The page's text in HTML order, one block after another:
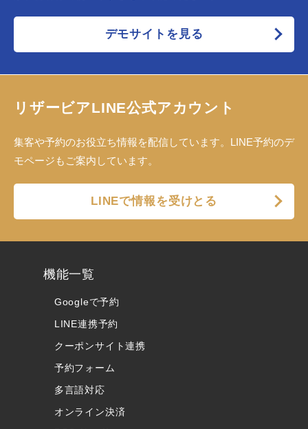
デモサイトを見る
リザービアLINE公式アカウント
集客や予約のお役立ち情報を配信しています。LINE予約のデ
モページもご案内しています。
LINEで情報を受けとる
機能一覧
Googleで予約
LINE連携予約
クーポンサイト連携
予約フォーム
多言語対応
オンライン決済